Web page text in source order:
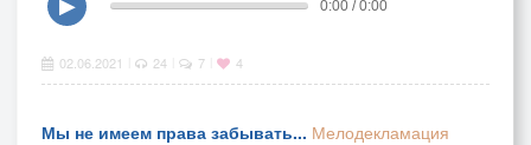
▶
0:00 / 0:00
02.06.2021 24 7 4
Мы не имеем права забывать... Мелодекламация